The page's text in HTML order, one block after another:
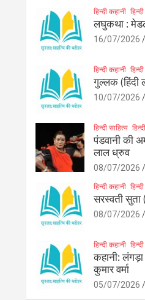
हिन्दी कहानी
लघुकथा : मेडल
16/07/2026
हिन्दी कहानी
गुल्लक (हिंदी
10/07/2026
हिन्दी साहित्य
पंडवानी की
लाल ध्रुव
08/07/2026
हिन्दी कहानी
सरस्वती सुता
08/07/2026
हिन्दी कहानी
कहानी:
कुमार वर्मा
05/07/2026